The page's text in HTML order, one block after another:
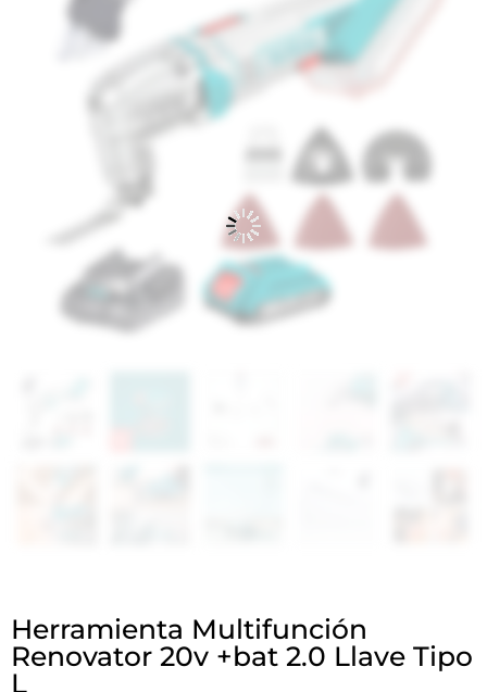
Herramienta Multifunción
Renovator 20v +bat 2.0 Llave Tipo
L